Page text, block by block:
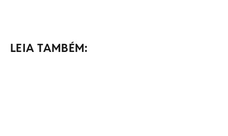
LEIA TAMBÉM: